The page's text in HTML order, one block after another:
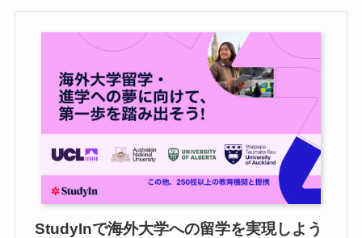
StudyInで海外大学への留学を実現しよう